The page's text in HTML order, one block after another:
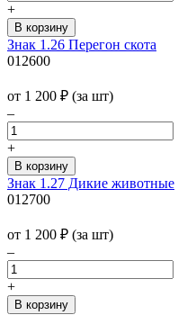
+
Знак 1.26 Перегон скота
012600
от 1 200 ₽ (за шт)
–
+
Знак 1.27 Дикие животные
012700
от 1 200 ₽ (за шт)
–
+